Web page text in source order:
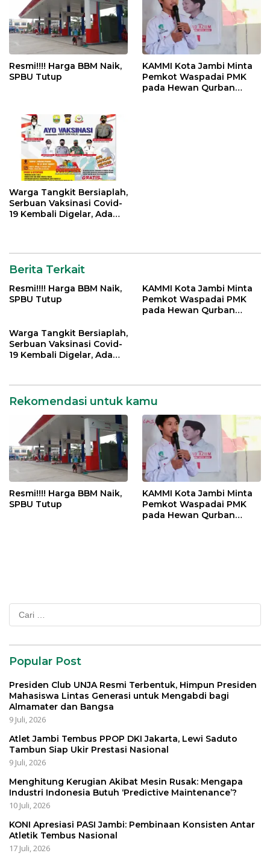
Resmi!!!! Harga BBM Naik,
SPBU Tutup
KAMMI Kota Jambi Minta
Pemkot Waspadai PMK
pada Hewan Qurban
Warga Tangkit Bersiaplah,
Serbuan Vaksinasi Covid-
19 Kembali Digelar, Ada
Berita Terkait
Resmi!!!! Harga BBM Naik,
SPBU Tutup
KAMMI Kota Jambi Minta
Pemkot Waspadai PMK
pada Hewan Qurban
Warga Tangkit Bersiaplah,
Serbuan Vaksinasi Covid-
19 Kembali Digelar, Ada
Rekomendasi untuk kamu
Resmi!!!! Harga BBM Naik,
SPBU Tutup
KAMMI Kota Jambi Minta
Pemkot Waspadai PMK
pada Hewan Qurban
Popular Post
Presiden Club UNJA Resmi Terbentuk, Himpun Presiden
Mahasiswa Lintas Generasi untuk Mengabdi bagi
Almamater dan Bangsa
9 Juli, 2026
Atlet Jambi Tembus PPOP DKI Jakarta, Lewi Saduto
Tambun Siap Ukir Prestasi Nasional
9 Juli, 2026
Menghitung Kerugian Akibat Mesin Rusak: Mengapa
Industri Indonesia Butuh ‘Predictive Maintenance’?
10 Juli, 2026
KONI Apresiasi PASI Jambi: Pembinaan Konsisten Antar
Atletik Tembus Nasional
17 Juli, 2026